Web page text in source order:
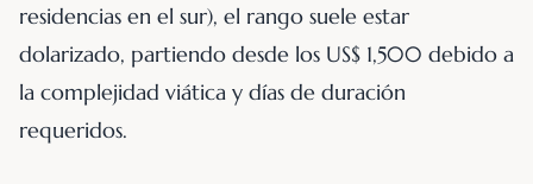
residencias en el sur), el rango suele estar
dolarizado, partiendo desde los US$ 1,500 debido a
la complejidad viática y días de duración
requeridos.